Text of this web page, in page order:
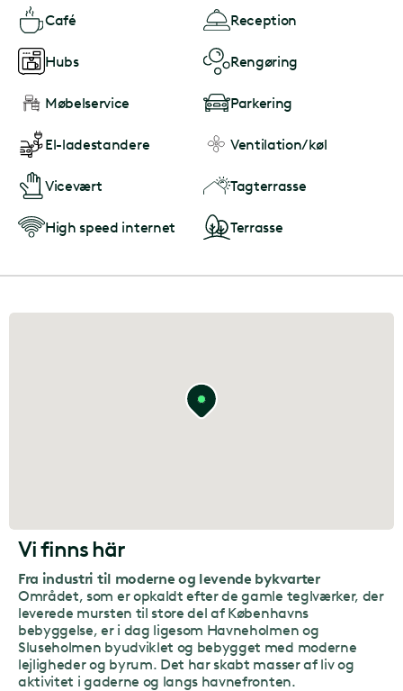
Café Reception
Hubs Rengøring
Møbelservice Parkering
El-ladestandere Ventilation/køl
Vicevært Tagterrasse
High speed internet Terrasse
Vi finns här
Fra industri til moderne og levende bykvarter
Området, som er opkaldt efter de gamle teglværker, der
leverede mursten til store del af Københavns
bebyggelse, er i dag ligesom Havneholmen og
Sluseholmen byudviklet og bebygget med moderne
lejligheder og byrum. Det har skabt masser af liv og
aktivitet i gaderne og langs havnefronten.